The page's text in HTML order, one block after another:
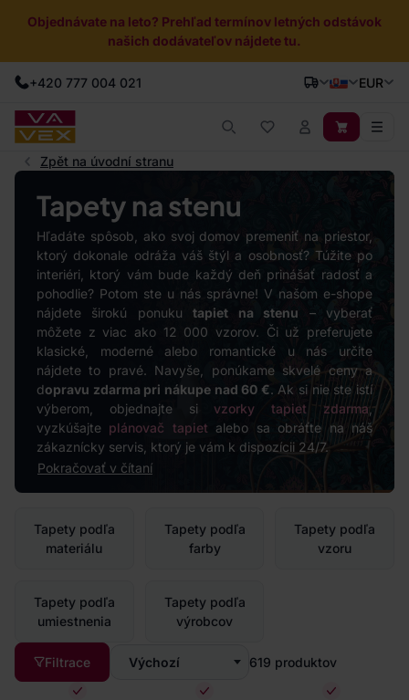
Objednávate na leto? Prehľad termínov letných odstávok
našich dodávateľov nájdete tu.
+420 777 004 021 EUR
Zpět na úvodní stranu
Tapety na stenu
Hľadáte spôsob, ako svoj domov premeniť na priestor,
ktorý dokonale odráža váš štýl a osobnosť? Túžite po
interiéri, ktorý vám bude každý deň prinášať radosť a
pohodlie? Potom ste u nás správne! V našom e-shope
nájdete širokú ponukutapiet na stenu – vyberať
môžete z viac ako 12 000 vzorov. Či už preferujete
klasické, moderné alebo romantické u nás určite
nájdete to pravé. Navyše, ponúkame skvelé ceny a
dopravu zdarma pri nákupe nad 60 €. Ak si nie ste istí
výberom, objednajte si vzorky tapiet zdarma,
vyzkúšajte plánovač tapiet alebo sa obráťte na náš
zákaznícky servis, ktorý je vám k dispozícii 24/7.
Pokračovať v čítaní
Tapety podľa
materiálu
Tapety podľa
farby
Tapety podľa
vzoru
Tapety podľa
umiestnenia
Tapety podľa
výrobcov
Filtrace Výchozí 619 produktov